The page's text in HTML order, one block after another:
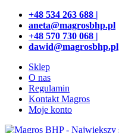
Przejdź
nawigacji
Przeskocz
treści
+48 534 263 688 |
aneta@magrosbhp.pl
+48 570 730 068 |
dawid@magrosbhp.pl
Sklep
O nas
Regulamin
Kontakt Magros
Moje konto